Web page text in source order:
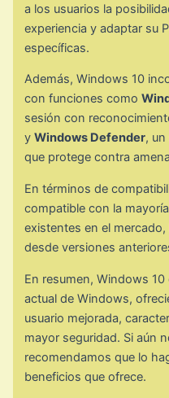
a los usuarios la
experiencia y adaptar su
específicas.
Además, Windows 10
con funciones como
sesión con
yWindows Defender,
que protege contra
En términos de
compatible con la
existentes en el
desde versiones
En resumen, Windows
actual de Windows,
usuario mejorada,
mayor seguridad. Si aún
recomendamos que lo
beneficios que ofrece.